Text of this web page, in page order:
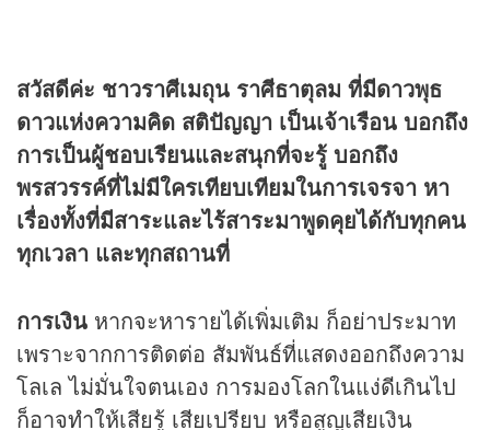
สวัสดีค่ะ ชาวราศีเมถุน ราศีธาตุลม ที่มีดาวพุธ
ดาวแห่งความคิด สติปัญญา เป็นเจ้าเรือน บอกถึง
การเป็นผู้ชอบเรียนและสนุกที่จะรู้ บอกถึง
พรสวรรค์ที่ไม่มีใครเทียบเทียมในการเจรจา หา
เรื่องทั้งที่มีสาระและไร้สาระมาพูดคุยได้กับทุกคน
ทุกเวลา และทุกสถานที่
การเงิน หากจะหารายได้เพิ่มเติม ก็อย่าประมาท
เพราะจากการติดต่อ สัมพันธ์ที่แสดงออกถึงความ
โลเล ไม่มั่นใจตนเอง การมองโลกในแง่ดีเกินไป
ก็อาจทำให้เสียรู้ เสียเปรียบ หรือสูญเสียเงิน